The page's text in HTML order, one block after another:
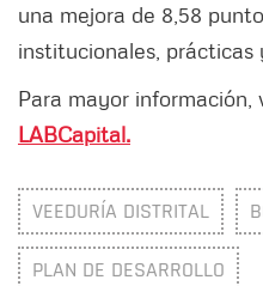
una mejora de 8,58
institucionales, prácticas
Para mayor información,
LABCapital.
VEEDURÍA DISTRITAL
PLAN DE DESARROLLO